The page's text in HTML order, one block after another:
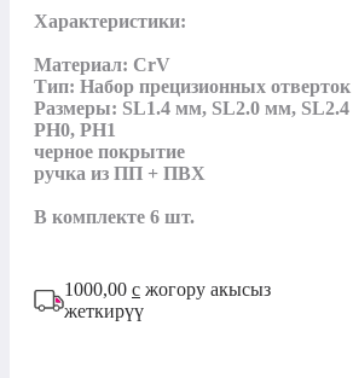
Характеристики:
Материал: CrV
Тип: Набор прецизионных отверток
Размеры: SL1.4 мм, SL2.0 мм,
PH0, PH1
черное покрытие
ручка из ПП + ПВХ
В комплекте 6 шт.
1000,00 с жогору акысыз
жеткирүү